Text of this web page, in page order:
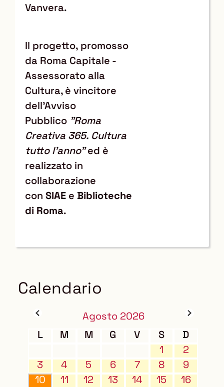
Vanvera.
Il progetto, promosso
da Roma Capitale -
Assessorato alla
Cultura, è vincitore
dell’Avviso
Pubblico "Roma
Creativa 365. Cultura
tutto l'anno"ed è
realizzato in
collaborazione
con SIAE e Biblioteche
di Roma.
Calendario
Agosto 2026
L
M M G V S
D
1
2
3
4 5 6 7 8
9
10
11 12 13 14 15
16